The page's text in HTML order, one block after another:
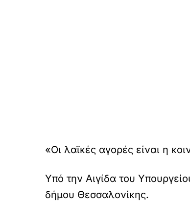
«Οι λαϊκές αγορές είναι η
Υπό την Αιγίδα του
δήμου Θεσσαλονίκης.